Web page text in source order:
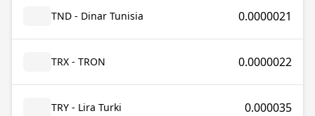
TND - Dinar Tunisia 0.0000021
TRX - TRON 0.0000022
TRY - Lira Turki 0.000035